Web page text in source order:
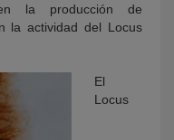
la producción de
la actividad del Locus
El
Locus